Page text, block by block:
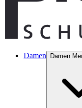
Damen Damen